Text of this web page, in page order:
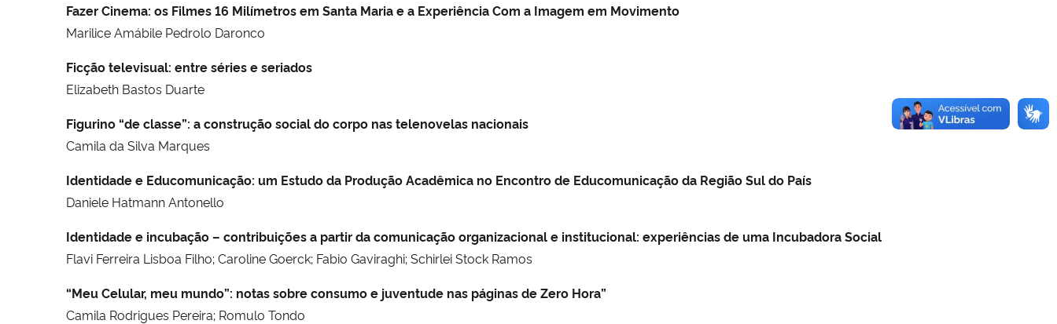
Fazer Cinema: os Filmes 16 Milímetros em Santa Maria e a Experiência Com a Imagem em Movimento
Marilice Amábile Pedrolo Daronco
Ficção televisual: entre séries e seriados
Elizabeth Bastos Duarte
Figurino “de classe”: a construção social do corpo nas telenovelas nacionais
Camila da Silva Marques
Identidade e Educomunicação: um Estudo da Produção Acadêmica no Encontro de Educomunicação da Região Sul do País
Daniele Hatmann Antonello
Identidade e incubação – contribuições a partir da comunicação organizacional e institucional: experiências de uma Incubadora Social
Flavi Ferreira Lisboa Filho; Caroline Goerck; Fabio Gaviraghi; Schirlei Stock Ramos
“Meu Celular, meu mundo”: notas sobre consumo e juventude nas páginas de Zero Hora”
Camila Rodrigues Pereira; Romulo Tondo